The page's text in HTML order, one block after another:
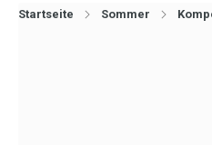
Startseite Sommer